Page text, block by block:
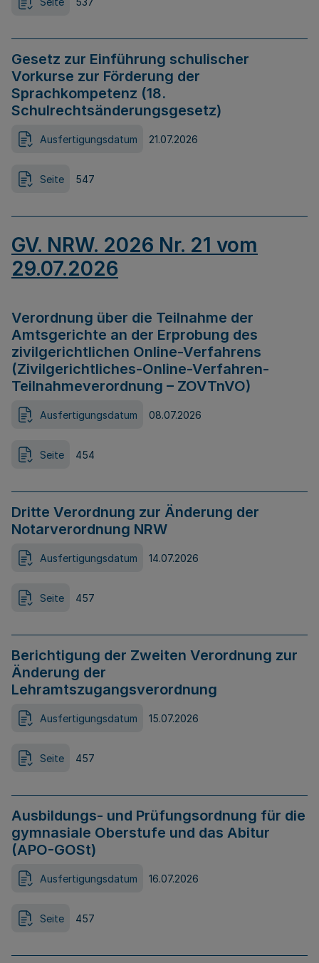
Gesetz zur Einführung schulischer
Vorkurse zur Förderung der
Sprachkompetenz (18.
Schulrechtsänderungsgesetz)
Ausfertigungsdatum 21.07.2026
Seite 547
GV. NRW. 2026 Nr. 21 vom
29.07.2026
Verordnung über die Teilnahme der
Amtsgerichte an der Erprobung des
zivilgerichtlichen Online-Verfahrens
(Zivilgerichtliches-Online-Verfahren-
Teilnahmeverordnung – ZOVTnVO)
Ausfertigungsdatum 08.07.2026
Seite 454
Dritte Verordnung zur Änderung der
Notarverordnung NRW
Ausfertigungsdatum 14.07.2026
Seite 457
Berichtigung der Zweiten Verordnung zur
Änderung der
Lehramtszugangsverordnung
Ausfertigungsdatum 15.07.2026
Seite 457
Ausbildungs- und Prüfungsordnung für die
gymnasiale Oberstufe und das Abitur
(APO-GOSt)
Ausfertigungsdatum 16.07.2026
Seite 457